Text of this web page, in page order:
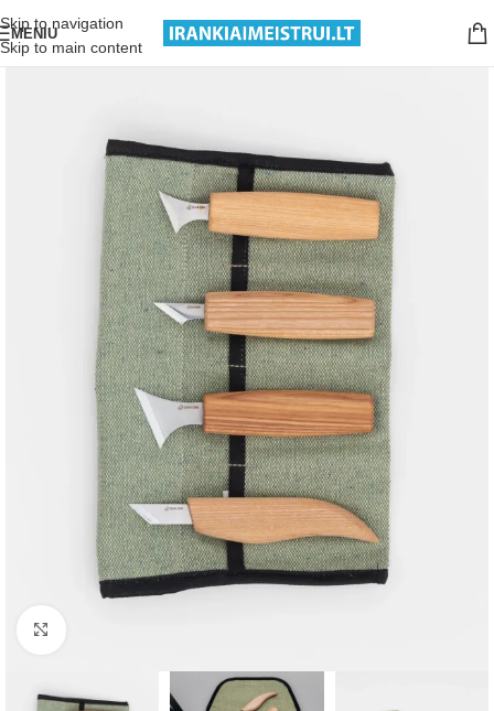
Skip to navigation
Skip to main content
MENIU